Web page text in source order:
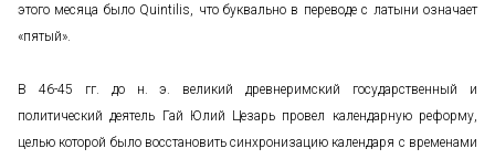
этого месяца было Quintilis, что буквально в переводе с латыни означает
«пятый».
В 46-45 гг. до н. э. великий древнеримский государственный и
политический деятель Гай Юлий Цезарь провел календарную реформу,
целью которой было восстановить синхронизацию календаря с временами